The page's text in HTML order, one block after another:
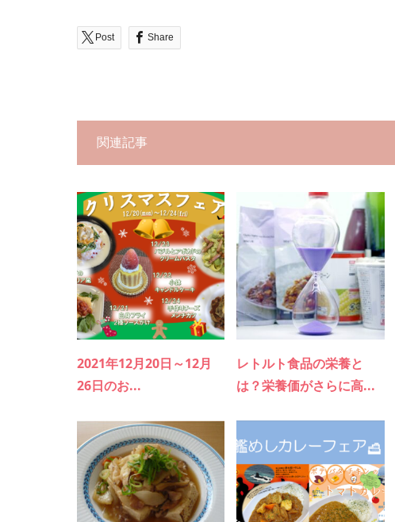
Post Share
関連記事
2021年12月20日～12月
26日のお...
レトルト食品の栄養と
は？栄養価がさらに高...